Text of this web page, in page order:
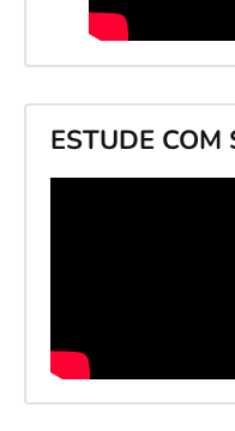
ESTUDE COM